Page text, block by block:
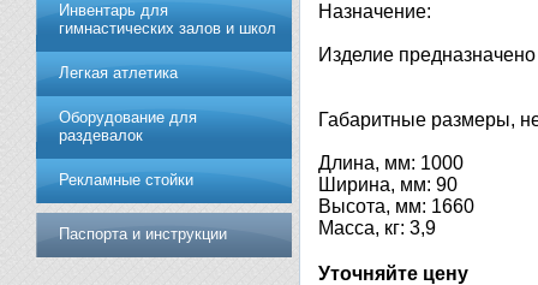
Назначение:
Изделие
Габаритные размеры,
Длина, мм: 1000
Ширина, мм: 90
Высота, мм: 1660
Масса, кг: 3,9
Уточняйте цену
Инвентарь для
гимнастических залов и школ
Легкая атлетика
Оборудование для
раздевалок
Рекламные стойки
Паспорта и инструкции